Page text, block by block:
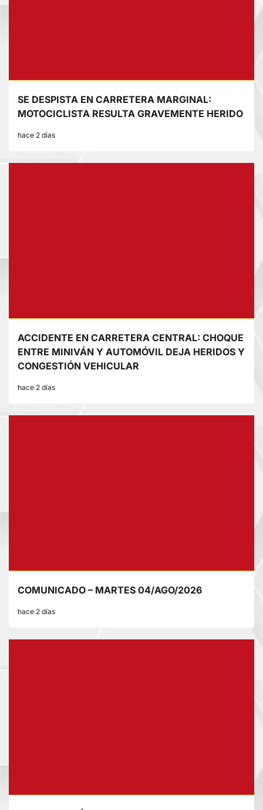
SE DESPISTA EN CARRETERA MARGINAL:
MOTOCICLISTA RESULTA GRAVEMENTE HERIDO
hace 2 días
ACCIDENTE EN CARRETERA CENTRAL: CHOQUE
ENTRE MINIVÁN Y AUTOMÓVIL DEJA HERIDOS Y
CONGESTIÓN VEHICULAR
hace 2 días
COMUNICADO – MARTES 04/AGO/2026
hace 2 días